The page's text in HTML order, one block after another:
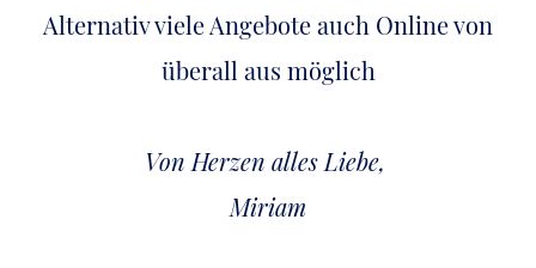
Alternativ viele Angebote auch Online von
überall aus möglich
Von Herzen alles Liebe,
Miriam